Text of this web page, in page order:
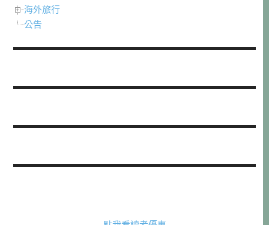
海外旅行
公告